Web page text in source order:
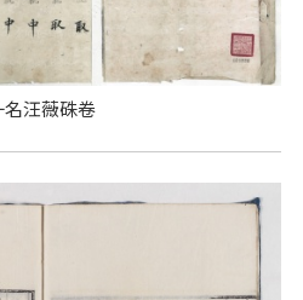
汪薇硃卷